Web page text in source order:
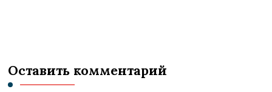
Оставить комментарий